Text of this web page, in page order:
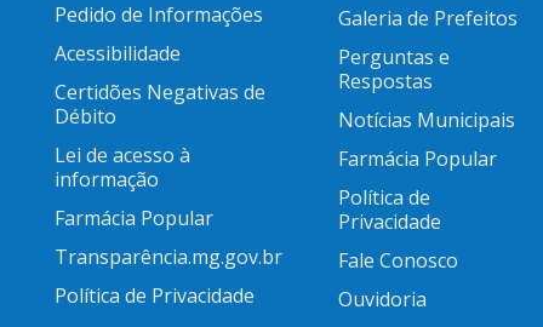
Pedido de Informações
Acessibilidade
Certidões Negativas de
Débito
Lei de acesso à
informação
Farmácia Popular
Transparência.mg.gov.br
Política de Privacidade
Galeria de Prefeitos
Perguntas e
Respostas
Notícias Municipais
Farmácia Popular
Política de
Privacidade
Fale Conosco
Ouvidoria